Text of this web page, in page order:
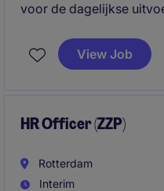
voor de dagelijkse
leidinggevende en
van HR-processen
View Job
HR Officer (ZZP)
Rotterdam
Interim